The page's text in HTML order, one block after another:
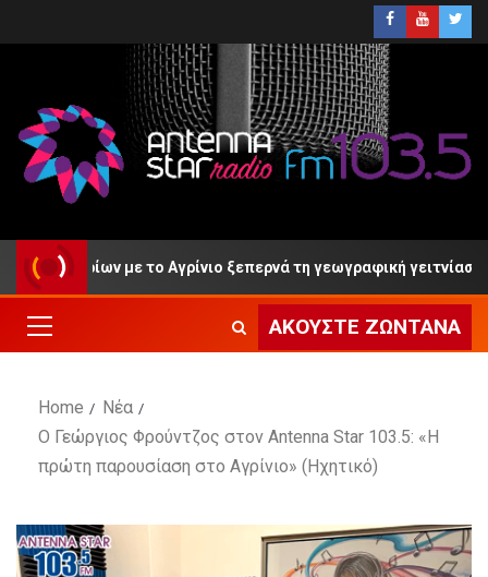
με το Αγρίνιο ξεπερνά τη γεωγραφική γειτνίαση»
ΑΚΟΎΣΤΕ ΖΩΝΤΑΝΆ
Home
Νέα
Ο Γεώργιος Φρούντζος στον Antenna Star 103.5: «Η
πρώτη παρουσίαση στο Αγρίνιο» (Ηχητικό)